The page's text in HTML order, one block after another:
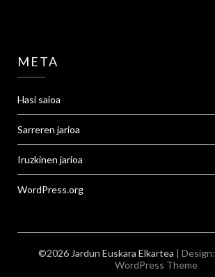
META
Hasi saioa
Sarreren jarioa
Iruzkinen jarioa
WordPress.org
©2026 Jardun Euskara Elkartea | Design:
WordPress Theme